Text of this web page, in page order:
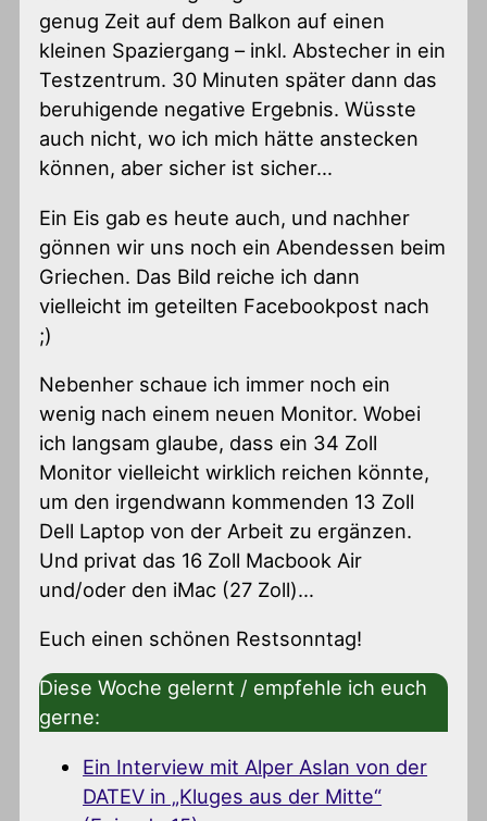
genug Zeit auf dem Balkon auf einen
kleinen Spaziergang – inkl. Abstecher in ein
Testzentrum. 30 Minuten später dann das
beruhigende negative Ergebnis. Wüsste
auch nicht, wo ich mich hätte anstecken
können, aber sicher ist sicher…
Ein Eis gab es heute auch, und nachher
gönnen wir uns noch ein Abendessen beim
Griechen. Das Bild reiche ich dann
vielleicht im geteilten Facebookpost nach
;)
Nebenher schaue ich immer noch ein
wenig nach einem neuen Monitor. Wobei
ich langsam glaube, dass ein 34 Zoll
Monitor vielleicht wirklich reichen könnte,
um den irgendwann kommenden 13 Zoll
Dell Laptop von der Arbeit zu ergänzen.
Und privat das 16 Zoll Macbook Air
und/oder den iMac (27 Zoll)…
Euch einen schönen Restsonntag!
Diese Woche gelernt / empfehle ich euch
gerne:
Ein Interview mit Alper Aslan von der
DATEV in „Kluges aus der Mitte“